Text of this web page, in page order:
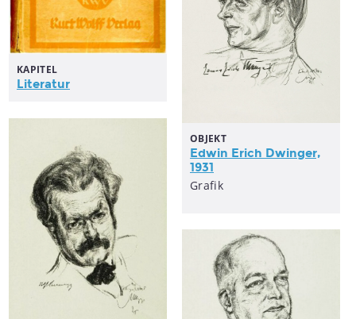
KAPITEL
Literatur
OBJEKT
Edwin Erich Dwinger,
1931
Grafik